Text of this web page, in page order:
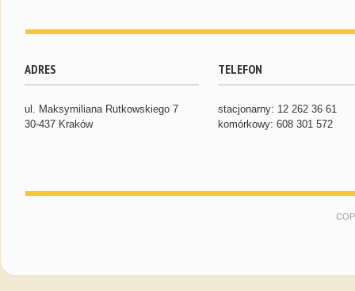
ADRES
ul. Maksymiliana Rutkowskiego 7
30-437 Kraków
TELEFON
stacjonarny: 12 262 36 61
komórkowy: 608 301 572